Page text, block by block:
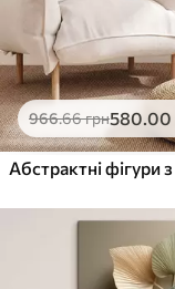
Поверхня з
✗Екологічний
Еко-Преміум
.00 грн
✓Яскраві,
Безпечне
Поверхня з
Екологічний
966.66грн580.00